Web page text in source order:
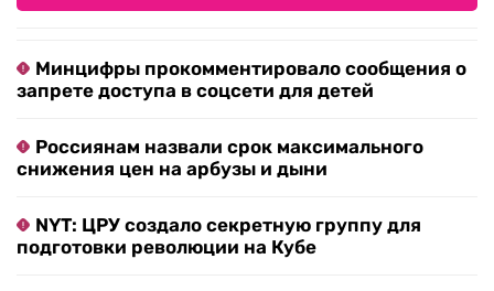
Минцифры прокомментировало сообщения о
запрете доступа в соцсети для детей
Россиянам назвали срок максимального
снижения цен на арбузы и дыни
NYT: ЦРУ создало секретную группу для
подготовки революции на Кубе